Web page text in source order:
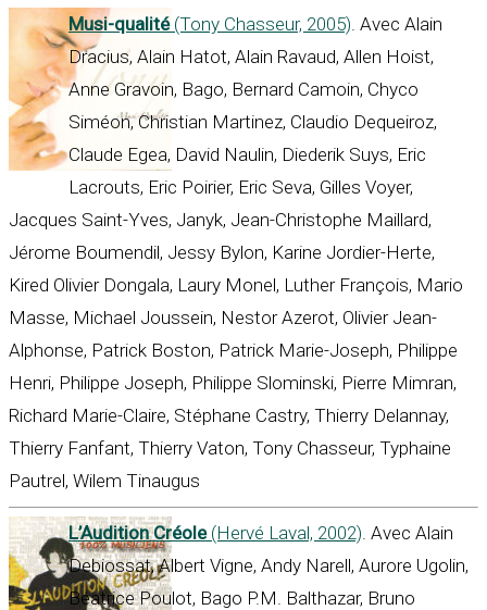
Musi-qualité(Tony Chasseur, 2005). Avec Alain
Dracius, Alain Hatot, Alain Ravaud, Allen Hoist,
Anne Gravoin, Bago, Bernard Camoin, Chyco
Siméon, Christian Martinez, Claudio Dequeiroz,
Claude Egea, David Naulin, Diederik Suys, Eric
Lacrouts, Eric Poirier, Eric Seva, Gilles Voyer,
Jacques Saint-Yves, Janyk, Jean-Christophe Maillard,
Jérome Boumendil, Jessy Bylon, Karine Jordier-Herte,
Kired Olivier Dongala, Laury Monel, Luther François, Mario
Masse, Michael Joussein, Nestor Azerot, Olivier Jean-
Alphonse, Patrick Boston, Patrick Marie-Joseph, Philippe
Henri, Philippe Joseph, Philippe Slominski, Pierre Mimran,
Richard Marie-Claire, Stéphane Castry, Thierry Delannay,
Thierry Fanfant, Thierry Vaton, Tony Chasseur, Typhaine
Pautrel, Wilem Tinaugus
L’Audition Créole(Hervé Laval, 2002). Avec Alain
Debiossat, Albert Vigne, Andy Narell, Aurore Ugolin,
Béatrice Poulot, Bago P.M. Balthazar, Bruno